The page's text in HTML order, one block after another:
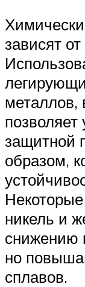
зависят
металлов,
позволяет
защитной
образом,
никель и
снижению
но
сплавов.